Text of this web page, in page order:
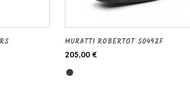
MURATTI ROBERTOT S0492F
205,00 €